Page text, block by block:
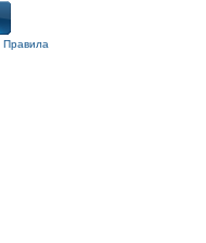
Правила